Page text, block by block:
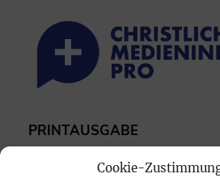
Cookie-
PRINTAUSGABE